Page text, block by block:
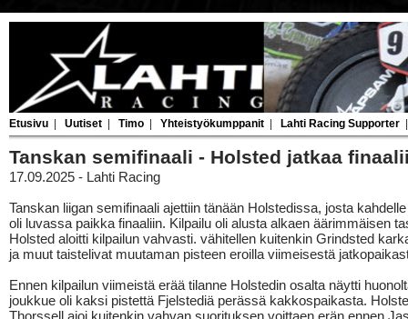
Etusivu Uutiset Timo Yhteistyökumppanit Lahti Racing Supporter
Tanskan semifinaali - Holsted jatkaa
17.09.2025 - Lahti Racing
Tanskan liigan semifinaali ajettiin tänään Holstedissa, josta
oli luvassa paikka finaaliin. Kilpailu oli alusta alkaen äärimmäisen
Holsted aloitti kilpailun vahvasti. vähitellen kuitenkin Grindsted
ja muut taistelivat muutaman pisteen eroilla viimeisestä
Ennen kilpailun viimeistä erää tilanne Holstedin osalta näytti
joukkue oli kaksi pistettä Fjelstediä perässä kakkospaikasta.
Thorssell ajoi kuitenkin vahvan suorituksen voittaen erän ennen